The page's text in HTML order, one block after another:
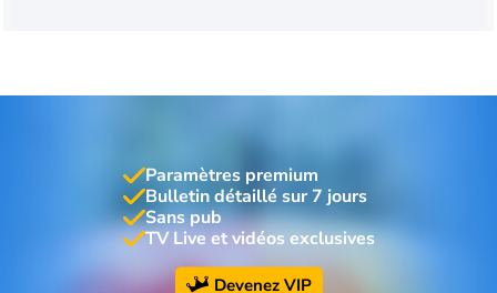
Paramètres premium
Bulletin détaillé sur 7 jours
Sans pub
TV Live et vidéos exclusives
Devenez VIP